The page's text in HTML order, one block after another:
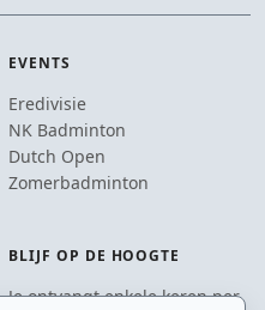
EVENTS
Eredivisie
NK Badminton
Dutch Open
Zomerbadminton
BLIJF OP DE HOOGTE
Je ontvangt enkele keren per